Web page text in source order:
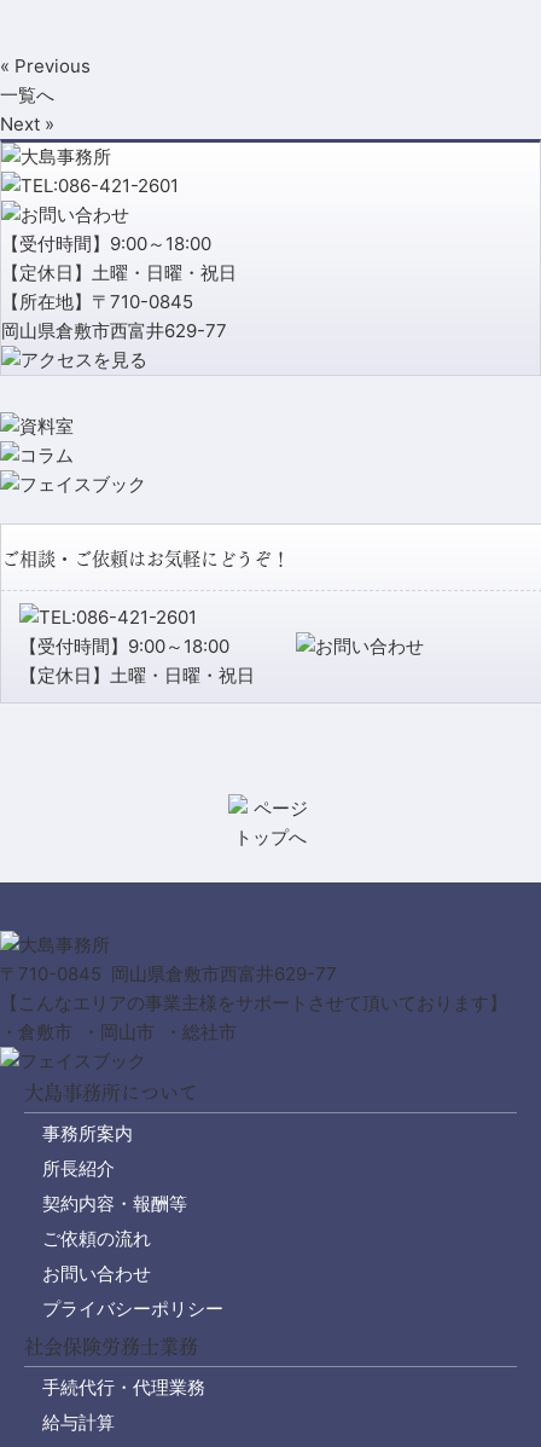
« Previous
一覧へ
Next »
【受付時間】9:00～18:00
【定休日】土曜・日曜・祝日
【所在地】〒710-0845
岡山県倉敷市西富井629-77
ご相談・ご依頼はお気軽にどうぞ！
【受付時間】9:00～18:00
【定休日】土曜・日曜・祝日
〒710-0845 岡山県倉敷市西富井629-77
【こんなエリアの事業主様をサポートさせて頂いております】
・倉敷市 ・岡山市 ・総社市
大島事務所について
事務所案内
所長紹介
契約内容・報酬等
ご依頼の流れ
お問い合わせ
プライバシーポリシー
社会保険労務士業務
手続代行・代理業務
給与計算